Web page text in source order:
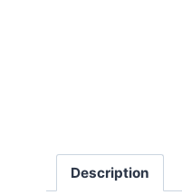
Description